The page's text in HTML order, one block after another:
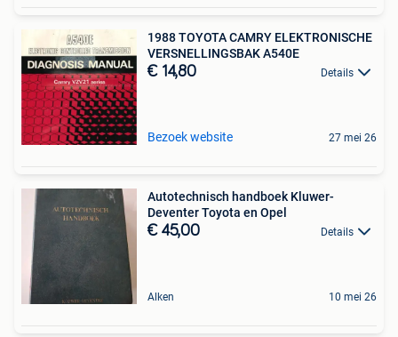
1988 TOYOTA CAMRY ELEKTRONISCHE
VERSNELLINGSBAK A540E
€ 14,80 Details
Bezoek website 27 mei 26
Autotechnisch handboek Kluwer-
Deventer Toyota en Opel
€ 45,00 Details
Alken 10 mei 26